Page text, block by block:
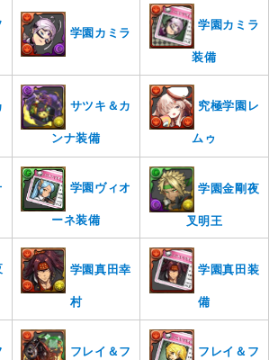
学園カミラ
学園カミラ
装備
サツキ＆カ
ンナ装備
究極学園レ
ムゥ
学園ヴィオ
ーネ装備
学園金剛夜
叉明王
学園真田幸
村
学園真田装
備
フレイ＆フ フレイ＆フ